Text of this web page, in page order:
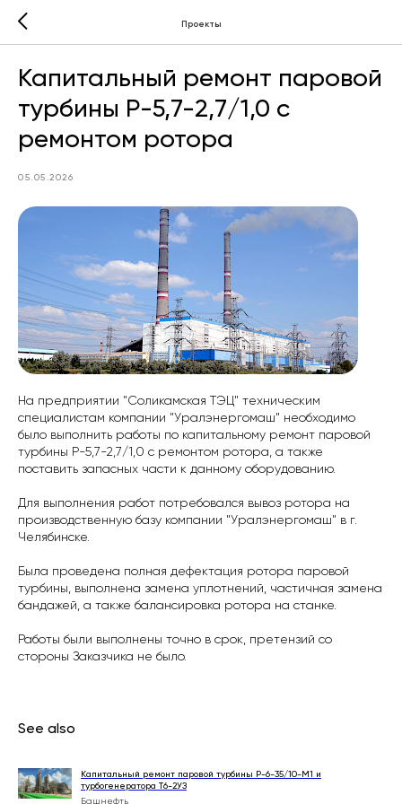
Проекты
Капитальный ремонт паровой
турбины Р-5,7-2,7/1,0 с
ремонтом ротора
05.05.2026
На предприятии "Соликамская ТЭЦ" техническим
специалистам компании "Уралэнергомаш" необходимо
было выполнить работы по капитальному ремонт паровой
турбины Р-5,7-2,7/1,0 с ремонтом ротора, а также
поставить запасных части к данному оборудованию.
Для выполнения работ потребовался вывоз ротора на
производственную базу компании "Уралэнергомаш" в г.
Челябинске.
Была проведена полная дефектация ротора паровой
турбины, выполнена замена уплотнений, частичная замена
бандажей, а также балансировка ротора на станке.
Работы были выполнены точно в срок, претензий со
стороны Заказчика не было.
See also
Капитальный ремонт паровой турбины Р-6-35/10-М1 и
турбогенератора Т6-2УЗ
Башнефть